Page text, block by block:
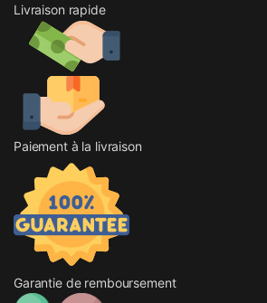
Livraison rapide
Paiement à la livraison
Garantie de remboursement